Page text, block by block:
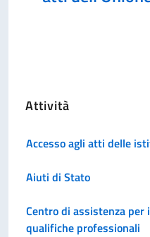
Attività
Accesso agli atti delle
Aiuti di Stato
Centro di assistenza per
qualifiche professionali